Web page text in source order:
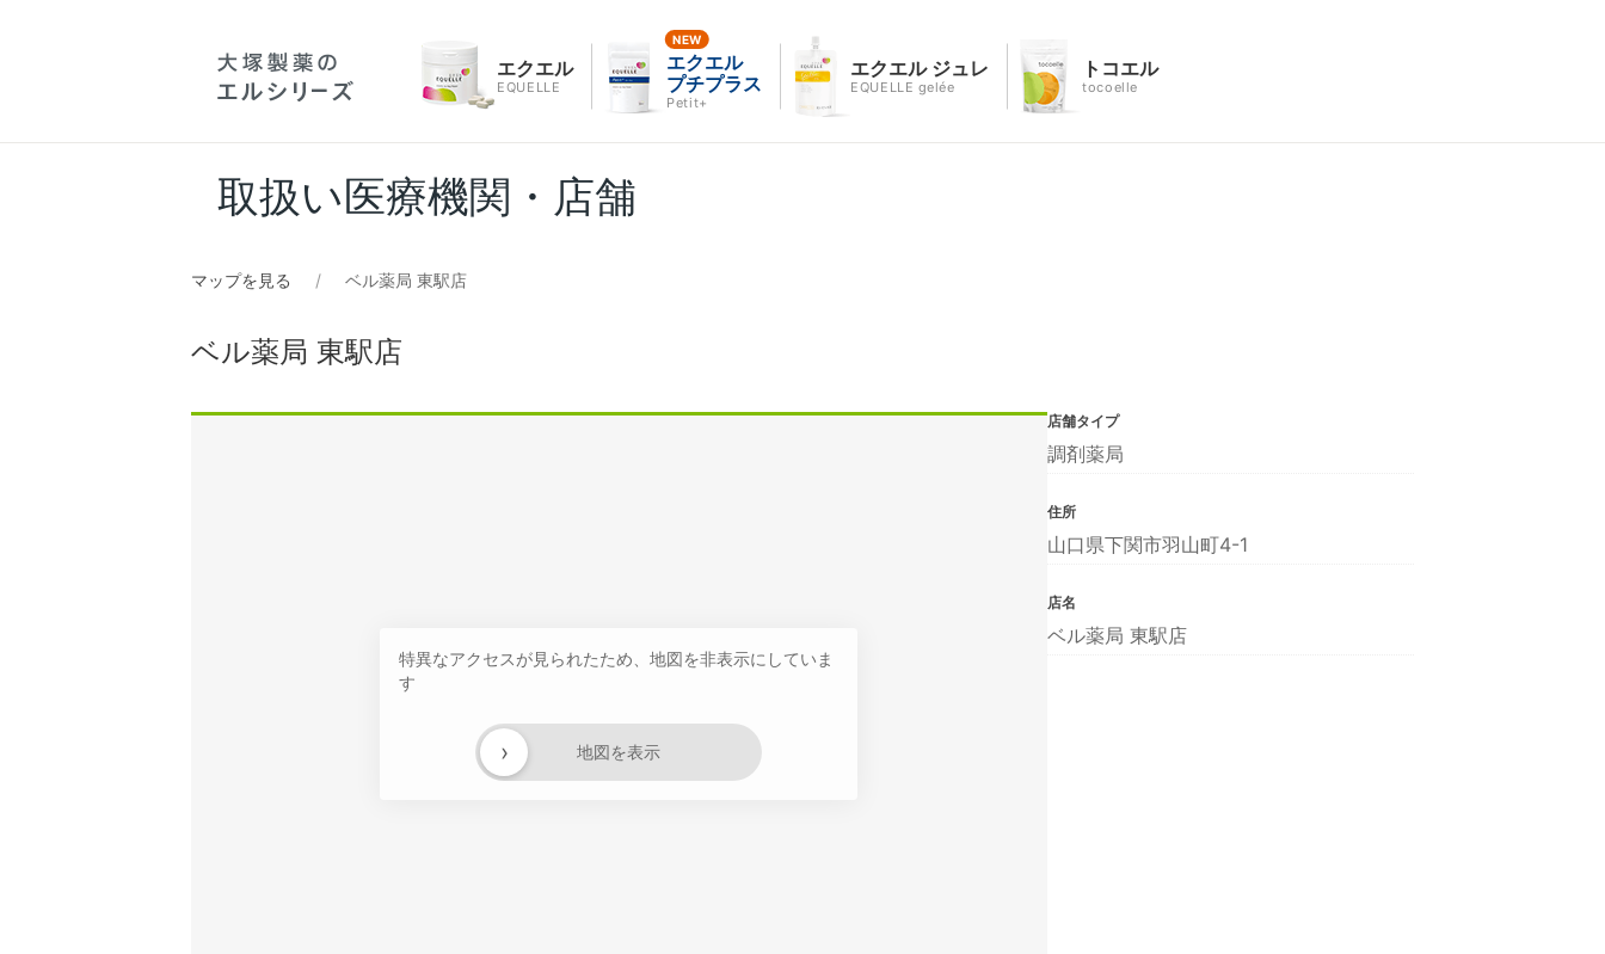
エクエル
EQUELLE
エクエル
プチプラス
Petit+
エクエル ジュレ
EQUELLE gelée
トコエル
tocoelle
取扱い医療機関・店舗
マップを見る ベル薬局 東駅店
ベル薬局 東駅店
特異なアクセスが見られたため、地図を非表示にしていま
す
地図を表示
›
店舗タイプ
調剤薬局
住所
山口県下関市羽山町4-1
店名
ベル薬局 東駅店